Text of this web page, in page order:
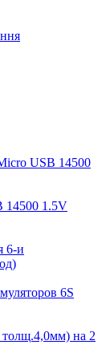
14500 1.5V
6S